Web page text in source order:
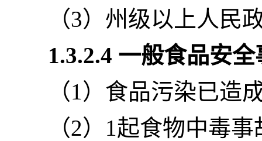
（3）州级以上人民
1.3.2.4 一般食品安
（1）食品污染已造
（2）1起食物中毒